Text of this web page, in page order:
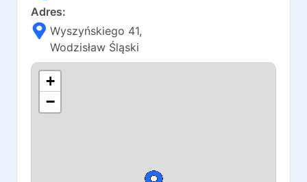
Adres:
Wyszyńskiego 41,
Wodzisław Śląski
+
−